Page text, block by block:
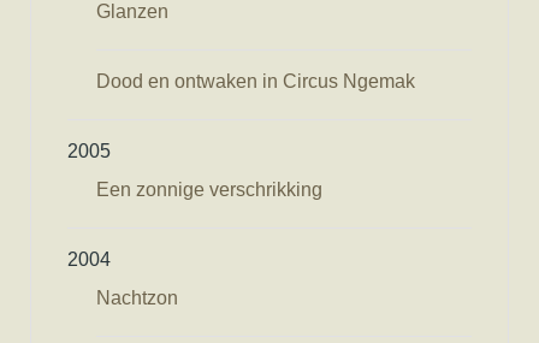
Glanzen
Dood en ontwaken in Circus Ngemak
2005
Een zonnige verschrikking
2004
Nachtzon